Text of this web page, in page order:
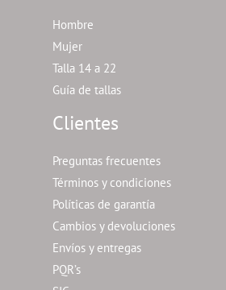
Hombre
Mujer
Talla 14 a 22
Guía de tallas
Clientes
Preguntas frecuentes
Términos y condiciones
Políticas de garantía
Cambios y devoluciones
Envíos y entregas
PQR’s